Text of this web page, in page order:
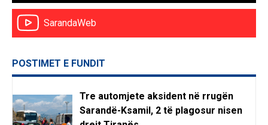
SarandaWeb
POSTIMET E FUNDIT
Tre automjete aksident në rrugën
Sarandë-Ksamil, 2 të plagosur nisen